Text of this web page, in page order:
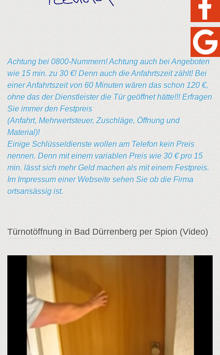
Achtung bei 0800-Nummern! Achtung auch bei Angeboten
wie 15 min. zu 30 €! Denn auch die Anfahrtszeit zählt! Bei
einer Anfahrtszeit von 60 Minuten wären das schon 120 €,
ohne das der Dienstleister die Tür geöffnet hätte!!! Erfragen
Sie immer den Festpreis
(Anfahrt, Mehrwertsteuer, Zuschläge, Öffnung und
Material)!
Einige Schlüsseldienste wollen am Telefon kein Preis
nennen. Denn mit einem variablen Preis wie 30 € pro 15
min. lässt sich mehr Geld machen als mit einem Festpreis.
Im Impressum einer Webseite sehen Sie ob die Firma
ortsansässig ist.
Türnotöffnung in Bad Dürrenberg per Spion (Video)